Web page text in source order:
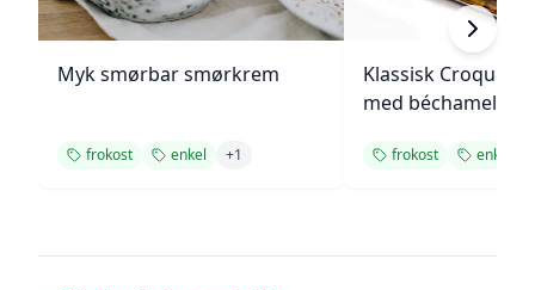
Myk smørbar smørkrem
frokost enkel +1
Klassisk Croque
med
frokost enkel